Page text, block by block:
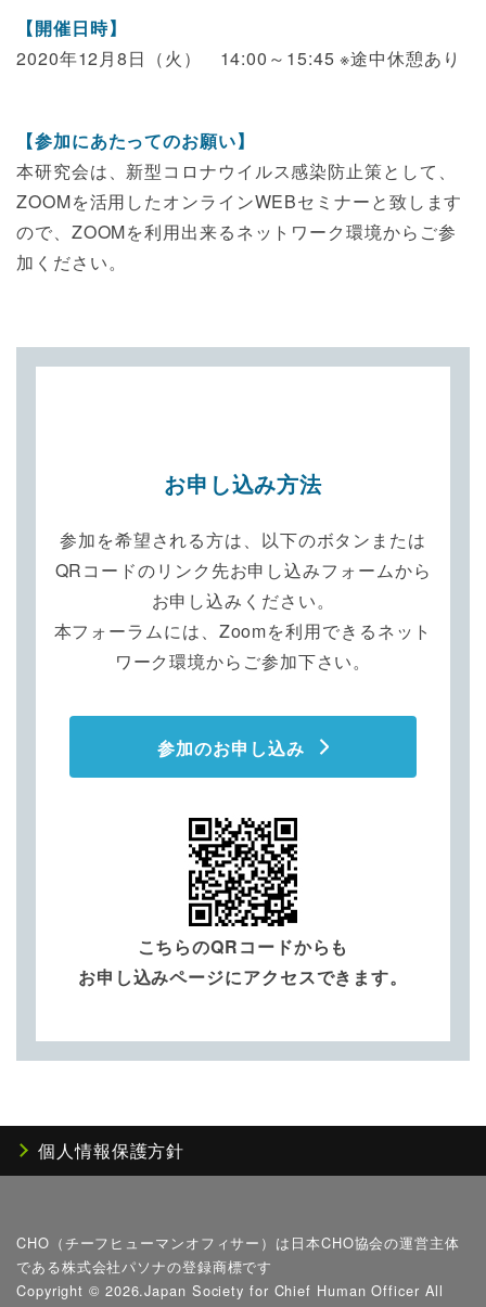
【開催日時】
2020年12月8日（火） 14:00～15:45 ※途中休憩あり
【参加にあたってのお願い】
本研究会は、新型コロナウイルス感染防止策として、
ZOOMを活用したオンラインWEBセミナーと致します
ので、ZOOMを利用出来るネットワーク環境からご参
加ください。
お申し込み方法
参加を希望される方は、以下のボタンまたは
QRコードのリンク先お申し込みフォームから
お申し込みください。
本フォーラムには、Zoomを利用できるネット
ワーク環境からご参加下さい。
参加のお申し込み
こちらのQRコードからも
お申し込みページにアクセスできます。
個人情報保護方針
CHO（チーフヒューマンオフィサー）は日本CHO協会の運営主体
である株式会社パソナの登録商標です
Copyright © 2026.Japan Society for Chief Human Officer All